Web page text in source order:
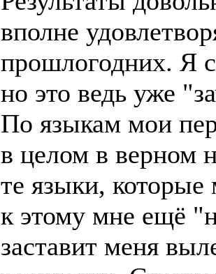
вполне
прошлогодних. Я
но это ведь уже
По языкам мои
в целом в верном
те языки,
к этому мне ещё
заставит меня